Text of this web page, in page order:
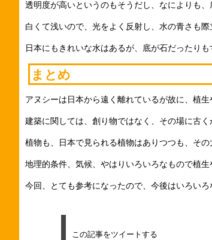
透明度が高いというのもそうだし、なによりも
白くて浅いので、光をよく反射し、水の青さも
日本にもきれいな水はあるが、底が石だったり
まとめ
アヌシーは日本から遠く離れているが故に、植
建築に関しては、創り物ではなく、その場に古
植物も、日本で見られる植物はありつつも、そ
地理的条件、気候、やはりいろいろなもので植
今回、とても参考になったので、今後はいろい
この記事をツイートする